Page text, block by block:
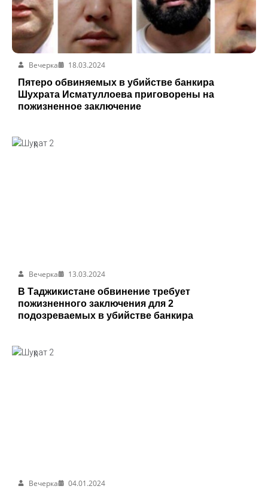
Вечерка
18.03.2024
Пятеро обвиняемых в убийстве банкира
Шухрата Исматуллоева приговорены на
пожизненное заключение
Вечерка
13.03.2024
В Таджикистане обвинение требует
пожизненного заключения для 2
подозреваемых в убийстве банкира
Вечерка 04.01.2024